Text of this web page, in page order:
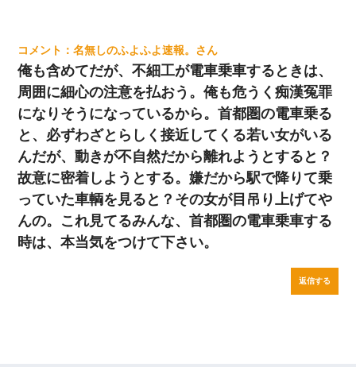
名無しのふよふよ速報。
俺も含めてだが、不細工が電車乗車するときは、
周囲に細心の注意を払おう。俺も危うく痴漢冤罪
になりそうになっているから。首都圏の電車乗る
と、必ずわざとらしく接近してくる若い女がいる
んだが、動きが不自然だから離れようとすると？
故意に密着しようとする。嫌だから駅で降りて乗
っていた車輌を見ると？その女が目吊り上げてや
んの。これ見てるみんな、首都圏の電車乗車する
時は、本当気をつけて下さい。
返信する